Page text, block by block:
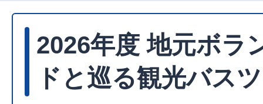
2026年度 地元ボラ
ドと巡る観光バス